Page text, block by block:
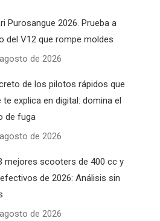
Purosangue 2026. Prueba a
del V12 que rompe moldes
de 2026
de los pilotos rápidos que
te explica en digital: domina el
de fuga
de 2026
mejores scooters de 400 cc y
de 2026: Análisis sin
de 2026